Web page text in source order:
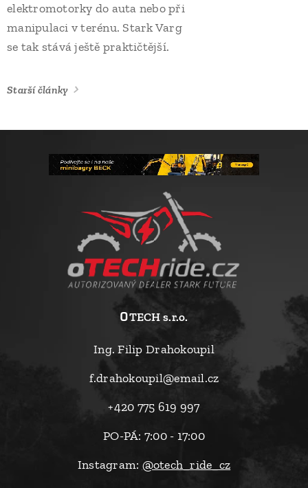
elektromotorky do auta nebo při
manipulaci v terénu. Stark Varg
se tak stává ještě praktičtější.
Starší články
oTECH s.r.o.
Ing. Filip Drahokoupil
f.drahokoupil@email.cz
+420 775 619 997
PO-PÁ: 7:00 - 17:00
Instagram: @otech_ride_cz